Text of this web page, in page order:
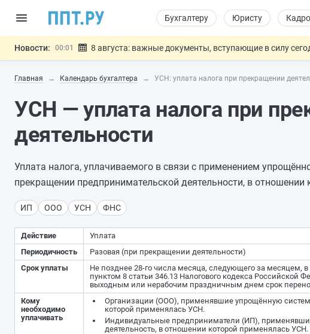
Бухгалтеру Юристу
Новости: 00:01 8 августа: важные документы, вступающие в силу
07.08 Дистанционную работу беременных пропишут в ТК РФ
07.08
Важно Разработают единые критерии трудовых и
Главная Календарь бухгалтера УСН: уплата налога при прекращении
УСН — уплата налога при
деятельности
Уплата налога, уплачиваемого в связи с применением
прекращении предпринимательской деятельности, в
ИП ООО УСН ФНС
Действие
Уплата
Периодичность
Разовая (при прекращении деятельности)
Срок уплаты
Не позднее 28-го числа месяца, следующего за месяцем,
пунктом 8 статьи 346.13 Налогового кодекса
выходным или нерабочим праздничным днем срок
Кому
необходимо
уплачивать
Организации (ООО), применявшие упрощённую
которой применялась УСН.
Индивидуальные предприниматели (ИП),
деятельность, в отношении которой применялась УСН.